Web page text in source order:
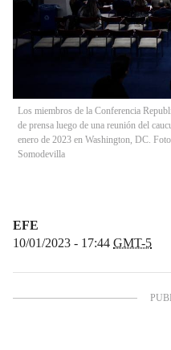
Los miembros de la Conferencia
de prensa luego de una reunión del
enero de 2023 en Washington, DC.
Somodevilla
EFE
10/01/2023 - 17:44 GMT-5